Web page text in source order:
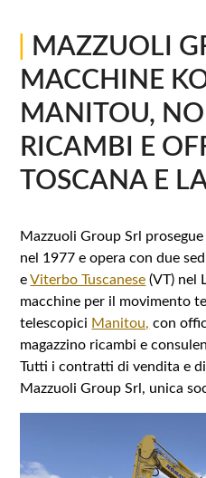
MAZZUOLI
MACCHINE
MANITOU,
RICAMBI E
TOSCANA E
Mazzuoli Group Srl
nel 1977 e opera con due
eViterbo Tuscanese (VT) nel
macchine per il movimento
telescopici Manitou, con
magazzino ricambi e
Tutti i contratti di vendita e
Mazzuoli Group Srl, unica